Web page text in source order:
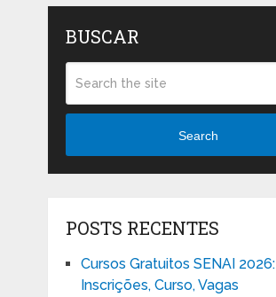
BUSCAR
Search
POSTS RECENTES
Cursos Gratuitos SENAI 2026:
Inscrições, Curso, Vagas